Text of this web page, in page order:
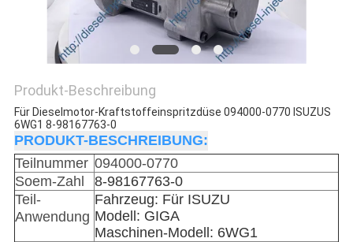
Produkt-Beschreibung
Für Dieselmotor-Kraftstoffeinspritzdüse 094000-0770 ISUZUS
6WG1 8-98167763-0
PRODUKT-BESCHREIBUNG:
Teilnummer 094000-0770
Soem-Zahl
8-98167763-0
Teil-
Anwendung
Fahrzeug: Für ISUZU
Modell: GIGA
Maschinen-Modell: 6WG1